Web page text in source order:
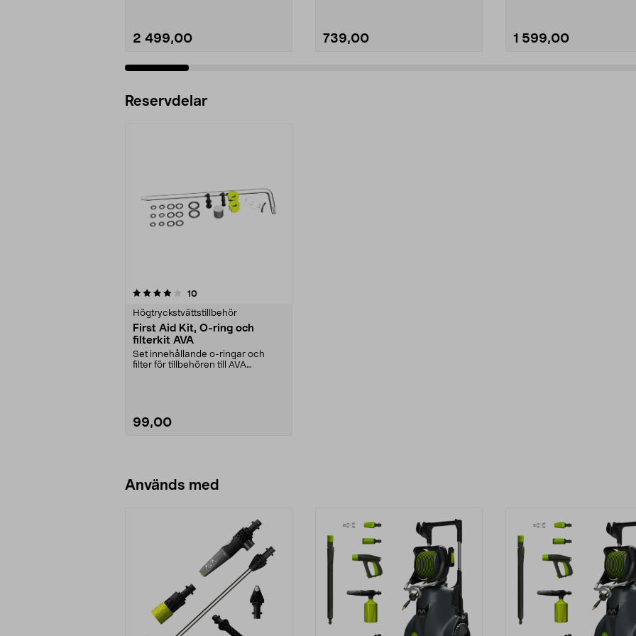
2 499,00 739,00 1 599,00
Reservdelar
10recensioner
Högtryckstvättstillbehör
First Aid Kit, O-ring och
filterkit AVA
Set innehållande o-ringar och
filter för tillbehören till AVA
99,00
Används med